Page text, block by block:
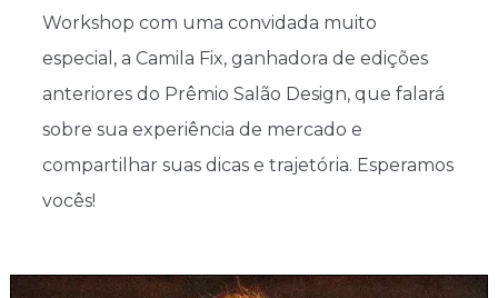
Workshop com uma convidada muito
especial, a Camila Fix, ganhadora de edições
anteriores do Prêmio Salão Design, que falará
sobre sua experiência de mercado e
compartilhar suas dicas e trajetória. Esperamos
vocês!